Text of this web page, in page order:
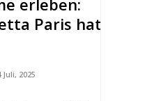
erleben:
Paris hat
Juli, 2025